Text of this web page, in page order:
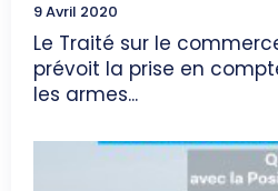
9 Avril 2020
Le Traité sur le
prévoit la prise en
les armes...